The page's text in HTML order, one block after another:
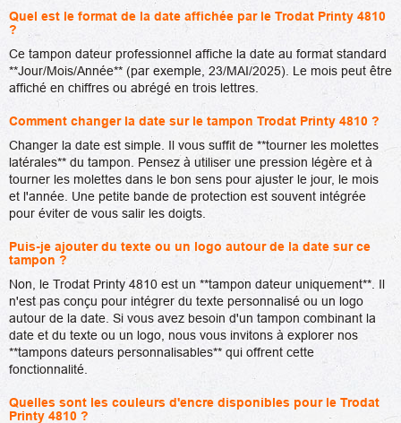
Quel est le format de la date affichée par le Trodat Printy 4810
?
Ce tampon dateur professionnel affiche la date au format standard
**Jour/Mois/Année** (par exemple, 23/MAI/2025). Le mois peut être
affiché en chiffres ou abrégé en trois lettres.
Comment changer la date sur le tampon Trodat Printy 4810 ?
Changer la date est simple. Il vous suffit de **tourner les molettes
latérales** du tampon. Pensez à utiliser une pression légère et à
tourner les molettes dans le bon sens pour ajuster le jour, le mois
et l'année. Une petite bande de protection est souvent intégrée
pour éviter de vous salir les doigts.
Puis-je ajouter du texte ou un logo autour de la date sur ce
tampon ?
Non, le Trodat Printy 4810 est un **tampon dateur uniquement**. Il
n'est pas conçu pour intégrer du texte personnalisé ou un logo
autour de la date. Si vous avez besoin d'un tampon combinant la
date et du texte ou un logo, nous vous invitons à explorer nos
**tampons dateurs personnalisables** qui offrent cette
fonctionnalité.
Quelles sont les couleurs d'encre disponibles pour le Trodat
Printy 4810 ?